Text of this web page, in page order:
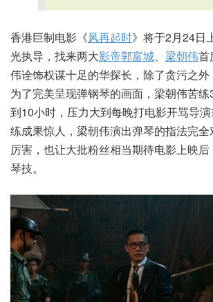
香港巨制电影《风再起时》将于2月24日
光执导，找来两大影帝郭富城、 梁朝伟首
伟诠饰权谋十足的华探长，除了贪污之外
为了完美呈现弹钢琴的画面，梁朝伟苦
到10小时，压力大到每晚打电影开骂导
练成果惊人，梁朝伟演出弹琴的指法完
厉害，也让大批粉丝相当期待电影上映
琴技。